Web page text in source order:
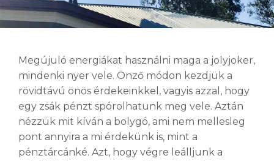
Megújuló energiákat használni maga a jolyjoker,
mindenki nyer vele. Önző módon kezdjük a
rövidtávú önös érdekeinkkel, vagyis azzal, hogy
egy zsák pénzt spórolhatunk meg vele. Aztán
nézzük mit kíván a bolygó, ami nem mellesleg
pont annyira a mi érdekünk is, mint a
pénztárcánké. Azt, hogy végre leálljunk a